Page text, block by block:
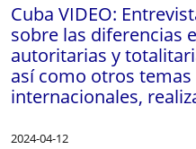
Cuba VIDEO:
sobre las diferencias
autoritarias y
así como otros temas
internacionales,
2024-04-12